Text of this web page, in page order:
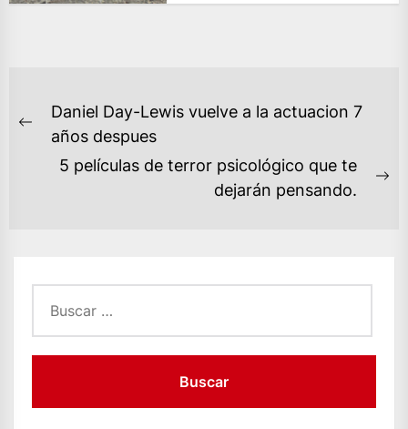
NAVEGACIÓN
DE
ENTRADAS
Previous
Daniel Day-Lewis vuelve a la actuacion 7
años despues
5 películas de terror psicológico que te
dejarán pensando.